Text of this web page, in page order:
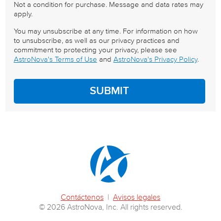
Not a condition for purchase. Message and data rates may
apply.
You may unsubscribe at any time. For information on how
to unsubscribe, as well as our privacy practices and
commitment to protecting your privacy, please see
AstroNova's Terms of Use and AstroNova's Privacy Policy.
Contáctenos | Avisos legales
© 2026 AstroNova, Inc. All rights reserved.